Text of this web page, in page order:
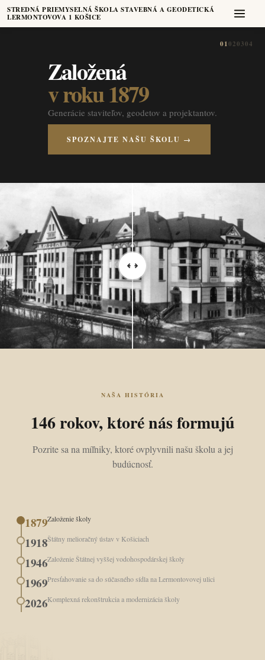
STREDNÁ PRIEMYSELNÁ ŠKOLA STAVEBNÁ A GEODETICKÁ
LERMONTOVOVA 1 KOŠICE
01020304
Založená
v roku 1879
Generácie staviteľov, geodetov a projektantov.
SPOZNAJTE NAŠU ŠKOLU →
NAŠA HISTÓRIA
146 rokov, ktoré nás formujú
Pozrite sa na míľniky, ktoré ovplyvnili našu školu a jej
budúcnosť.
1879Založenie školy
1918Štátny melioračný ústav v Košiciach
1946Založenie Štátnej vyššej vodohospodárskej školy
1969Presťahovanie sa do súčasného sídla na Lermontovovej ulici
2026Komplexná rekonštrukcia a modernizácia školy